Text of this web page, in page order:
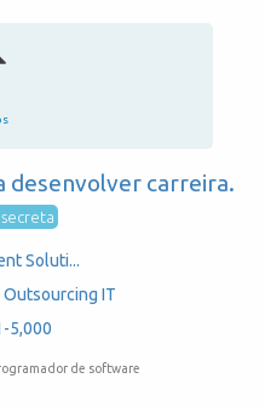
desenvolver carreira.
Soluti...
IT
5,000
de software